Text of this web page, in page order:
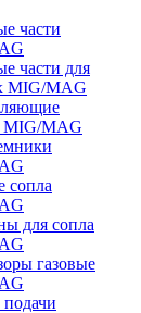
части
части для
MIG/MAG
MIG/MAG
сопла
для сопла
газовые